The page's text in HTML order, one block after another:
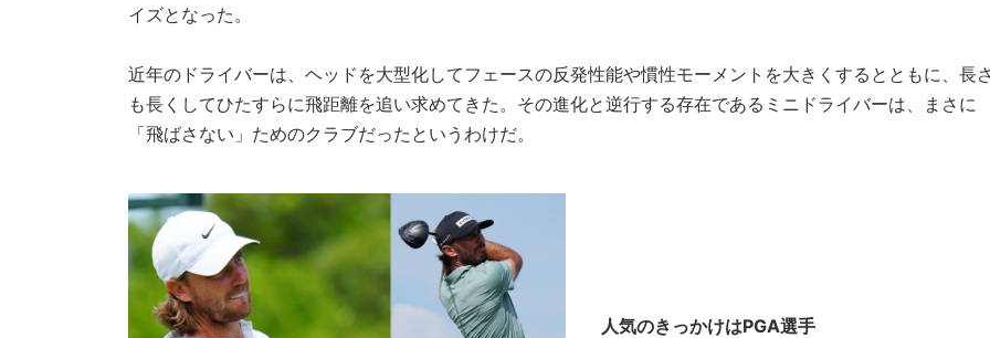
イズとなった。
近年のドライバーは、ヘッドを大型化してフェースの反発性能や慣性モーメントを大きくするとともに、長
も長くしてひたすらに飛距離を追い求めてきた。その進化と逆行する存在であるミニドライバーは、まさに
「飛ばさない」ためのクラブだったというわけだ。
人気のきっかけはPGA選手